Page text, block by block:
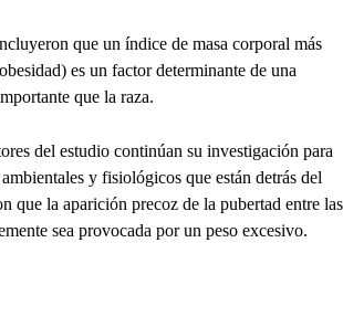
que un índice de masa corporal más
es un factor determinante de una
que la raza.
del estudio continúan su investigación para
y fisiológicos que están detrás del
que la aparición precoz de la pubertad entre las
sea provocada por un peso excesivo.